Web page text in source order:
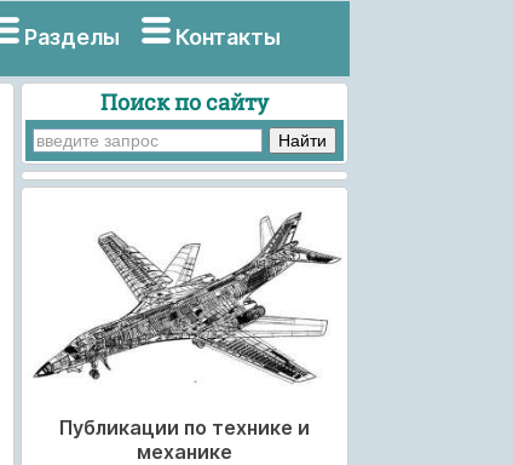
Разделы Контакты
Поиск по сайту
Публикации по технике и
механике